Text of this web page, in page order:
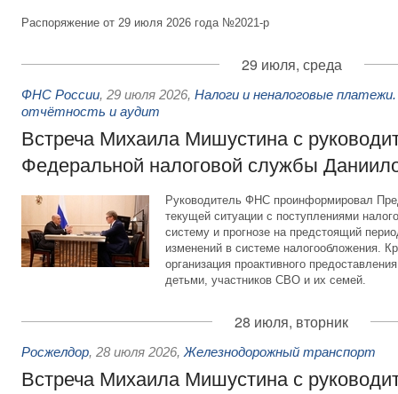
Распоряжение от 29 июля 2026 года №2021-р
29 июля, среда
ФНС России, 29 июля 2026, Налоги и неналоговые
отчётность и аудит
Встреча Михаила Мишустина с
Федеральной налоговой службы
Руководитель ФНС проинформировал
текущей ситуации с поступлениями
систему и прогнозе на предстоящий
изменений в системе налогообложения.
организация проактивного
детьми, участников СВО и их семей.
28 июля, вторник
Росжелдор, 28 июля 2026, Железнодорожный транспорт
Встреча Михаила Мишустина с